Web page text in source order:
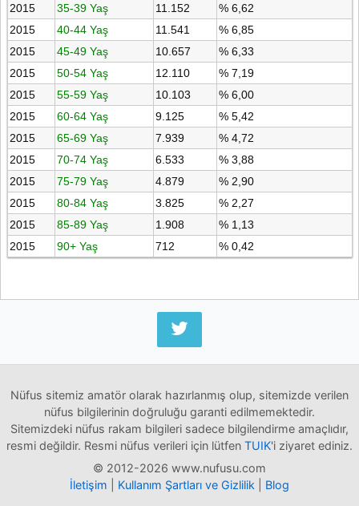
2015
35-39 Yaş 11.152
% 6,62
2015
40-44 Yaş 11.541
% 6,85
2015
45-49 Yaş 10.657
% 6,33
2015
50-54 Yaş 12.110
% 7,19
2015
55-59 Yaş 10.103
% 6,00
2015
60-64 Yaş 9.125
% 5,42
2015
65-69 Yaş 7.939
% 4,72
2015
70-74 Yaş 6.533
% 3,88
2015
75-79 Yaş 4.879
% 2,90
2015
80-84 Yaş 3.825
% 2,27
2015
85-89 Yaş 1.908
% 1,13
2015
90+ Yaş 712 % 0,42
Nüfus sitemiz amatör olarak hazırlanmış olup, sitemizde verilen
nüfus bilgilerinin doğruluğu garanti edilmemektedir.
Sitemizdeki nüfus rakam bilgileri sadece bilgilendirme amaçlıdır,
resmi değildir. Resmi nüfus verileri için lütfen TUIK'i ziyaret ediniz.
© 2012-2026 www.nufusu.com
İletişim
Kullanım Şartları ve Gizlilik Blog